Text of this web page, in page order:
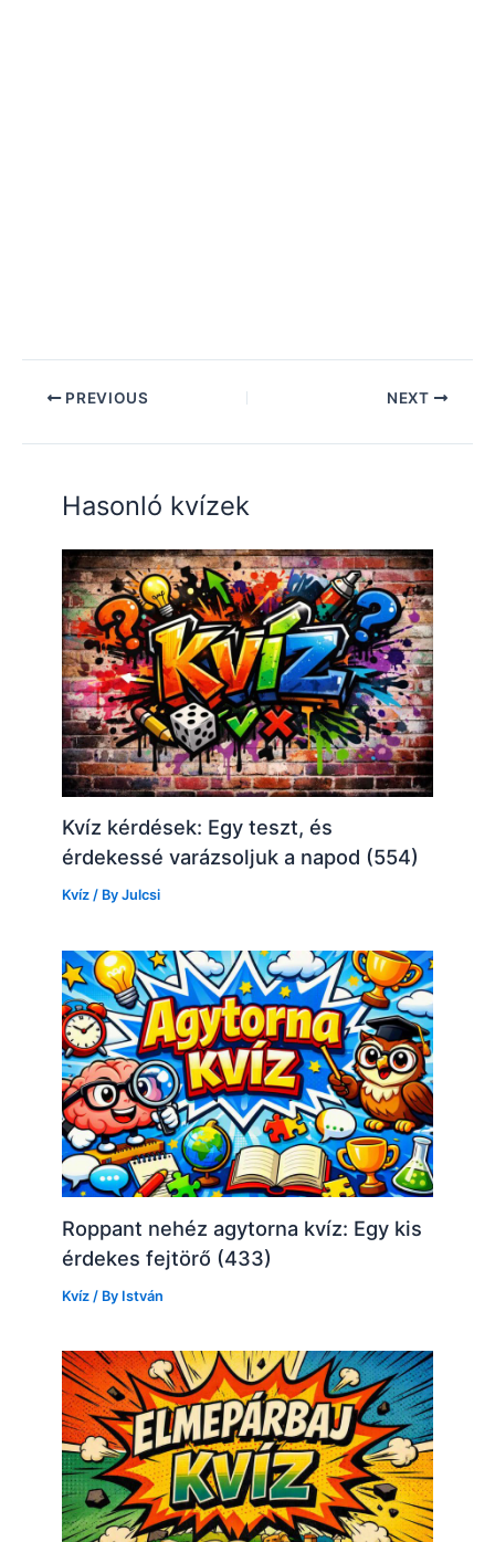
PREVIOUS NEXT
Hasonló kvízek
Kvíz kérdések: Egy teszt, és
érdekessé varázsoljuk a napod (554)
Kvíz / ByJulcsi
Roppant nehéz agytorna kvíz: Egy kis
érdekes fejtörő (433)
Kvíz / By István